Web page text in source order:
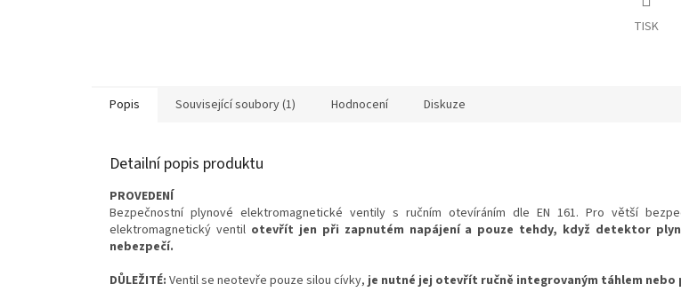
TISK
Popis Související soubory (1) Hodnocení Diskuze
Detailní popis produktu
PROVEDENÍ
Bezpečnostní plynové elektromagnetické ventily s ručním otevíráním dle EN 161. Pro větší
elektromagnetický ventil otevřít jen při zapnutém napájení a pouze tehdy, když detektor
nebezpečí.
DŮLEŽITÉ: Ventil se neotevře pouze silou cívky,je nutné jej otevřít ručně integrovaným táhlem nebo